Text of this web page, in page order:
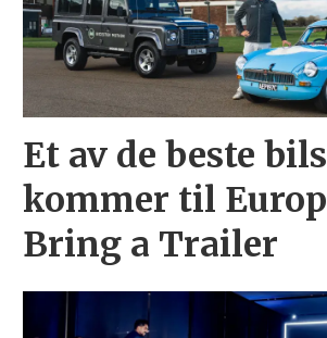
Et av de beste
kommer til
Bring a Trailer